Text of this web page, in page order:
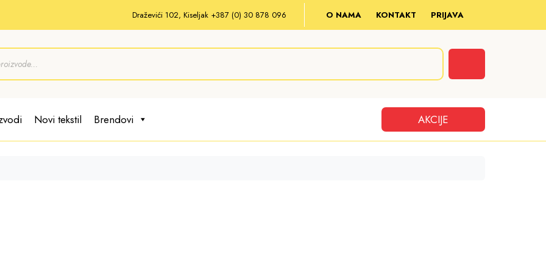
Draževići 102, Kiseljak +387 (0) 30 878 096 O NAMA KONTAKT PRIJAVA
Novi tekstil AKCIJE
Brendovi